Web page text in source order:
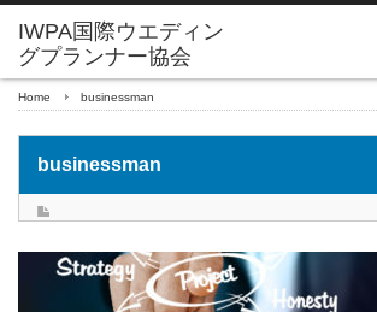
Home businessman
businessman